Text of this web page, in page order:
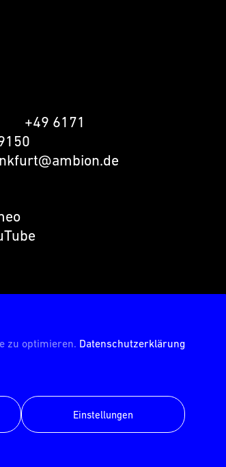
zu optimieren. Datenschutzerklärung
Einstellungen
+49 6171